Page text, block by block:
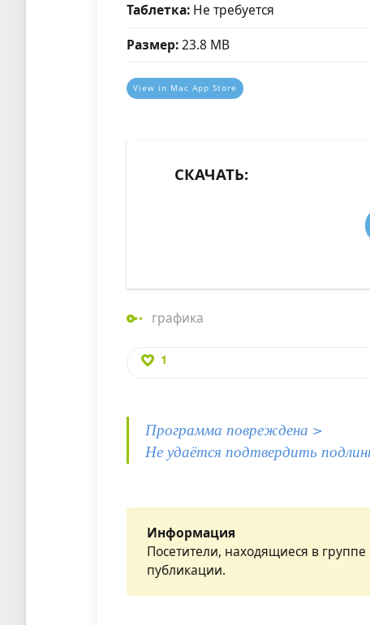
Таблетка: Не требуется
Размер:23.8 MB
View in Mac App Store
СКАЧАТЬ:
графика
1
Программа повреждена >
Не удаётся подтвердить
Информация
Посетители, находящиеся в группе
публикации.